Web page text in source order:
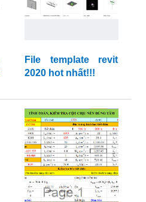
File template revit
2020 hot nhất!!!